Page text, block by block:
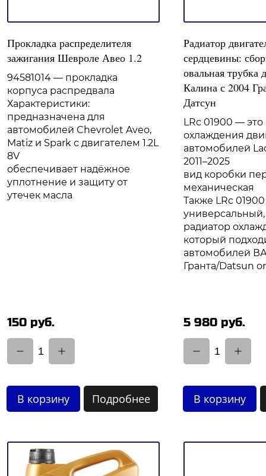
Прокладка распределителя
зажигания Шевроле Авео 1.2
94581014 — прокладка
корпуса распредвала
Характеристики:
предназначена для
автомобилей Chevrolet Aveo,
Matiz и Spark с двигателем 1.2L
8V
обеспечивает надёжное
уплотнение и защиту от
утечек масла
150 руб.
1
В корзину Подробнее
Радиатор
сердцевины:
овальная трубка
Калина с 2004
Датсун
LRc 01900 — это
охлаждения
автомобилей
2011–2025
вид коробки
механическая
Также LRc
радиатор
который
автомобилей
Гранта/Datsun
5 980 руб.
1
В корзину